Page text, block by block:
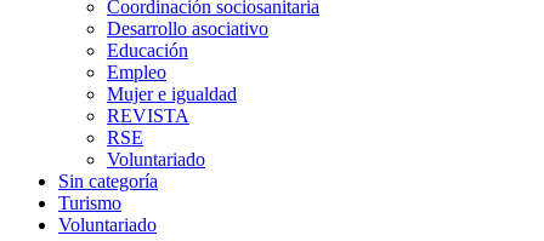
Coordinación sociosanitaria
Desarrollo asociativo
Educación
Empleo
Mujer e igualdad
REVISTA
RSE
Voluntariado
Sin categoría
Turismo
Voluntariado